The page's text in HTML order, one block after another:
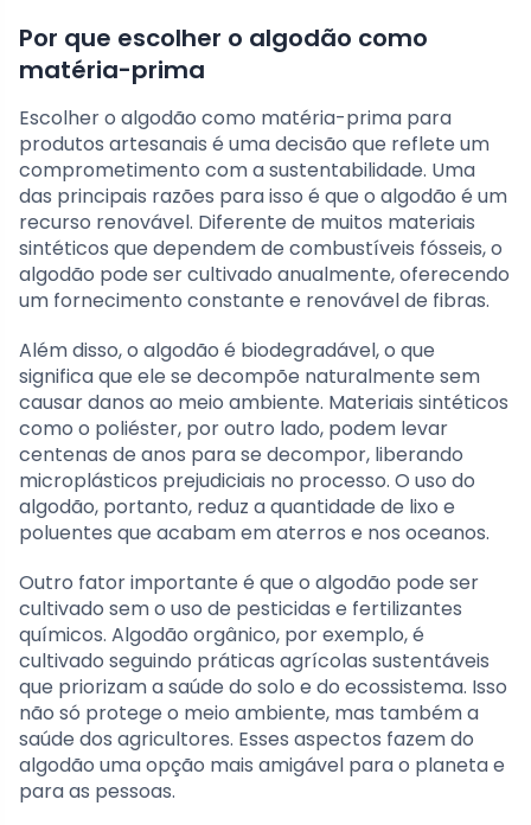
Por que escolher o algodão como
matéria-prima
Escolher o algodão como matéria-prima para
produtos artesanais é uma decisão que reflete um
comprometimento com a sustentabilidade. Uma
das principais razões para isso é que o algodão é um
recurso renovável. Diferente de muitos materiais
sintéticos que dependem de combustíveis fósseis, o
algodão pode ser cultivado anualmente, oferecendo
um fornecimento constante e renovável de fibras.
Além disso, o algodão é biodegradável, o que
significa que ele se decompõe naturalmente sem
causar danos ao meio ambiente. Materiais sintéticos
como o poliéster, por outro lado, podem levar
centenas de anos para se decompor, liberando
microplásticos prejudiciais no processo. O uso do
algodão, portanto, reduz a quantidade de lixo e
poluentes que acabam em aterros e nos oceanos.
Outro fator importante é que o algodão pode ser
cultivado sem o uso de pesticidas e fertilizantes
químicos. Algodão orgânico, por exemplo, é
cultivado seguindo práticas agrícolas sustentáveis
que priorizam a saúde do solo e do ecossistema. Isso
não só protege o meio ambiente, mas também a
saúde dos agricultores. Esses aspectos fazem do
algodão uma opção mais amigável para o planeta e
para as pessoas.